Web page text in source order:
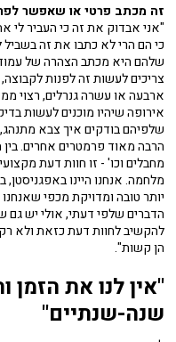
זה מכתב פרטי או שאפשר
"אני אבדוק את זה כי העביר
כי הם הרי לא כתבו את זה
שלהם היא מכתב הצהרה של
צריכים לעשות זה לפנות
ארבעה או עשרה גנרלים, רצוי
אירופה שיהיו מוכנים לעשות
שלפיהם בודקים איך צבא
הרבה מאוד פרמטרים אחרים. בין
מחבלים וכו' - זו חוות דעת
מלחמה. אנחנו היינו
יותר טובה ומדויקת מכפי
הדברים שלפי דעתי, אולי יש גם
להקשיב לחוות דעת כזאת ולא
הן קשות".
"אין לנו את הזמן
שנה-שנתיים"